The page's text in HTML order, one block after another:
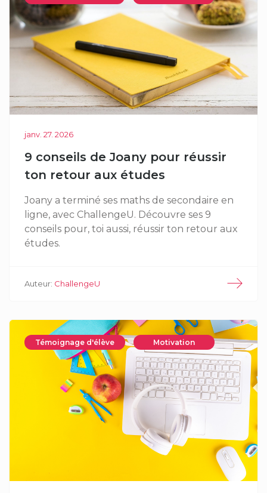
janv. 27. 2026
9 conseils de Joany pour réussir
ton retour aux études
Joany a terminé ses maths de secondaire en
ligne, avec ChallengeU. Découvre ses 9
conseils pour, toi aussi, réussir ton retour aux
études.
Auteur: ChallengeU
Témoignage d'élève Motivation